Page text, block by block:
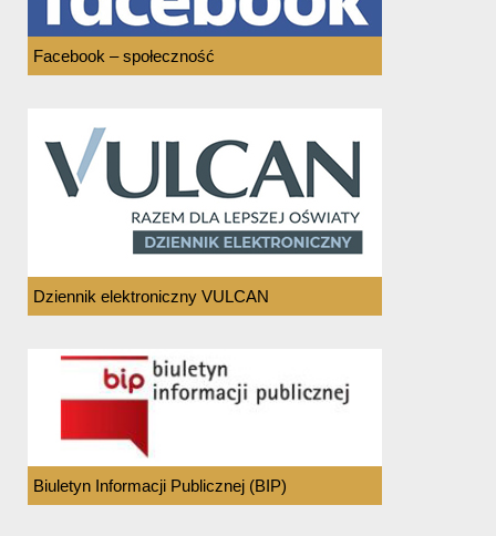
Facebook – społeczność
Dziennik elektroniczny VULCAN
Biuletyn Informacji Publicznej (BIP)